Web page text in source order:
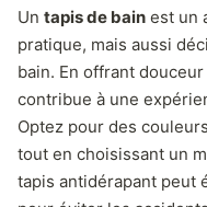
Un tapis de bain est un
pratique, mais aussi
bain. En offrant
contribue à une
Optez pour des
tout en choisissant un
tapis antidérapant peut